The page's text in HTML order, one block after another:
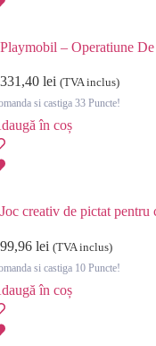
Playmobil – Operatiune
331,40 lei (TVA inclus)
si castiga 33 Puncte!
în coș
Joc creativ de pictat
99,96 lei (TVA inclus)
si castiga 10 Puncte!
în coș